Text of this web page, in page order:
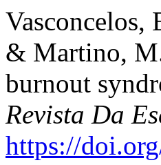
Vasconcelos,
& Martino,
burnout
Revista Da
https://